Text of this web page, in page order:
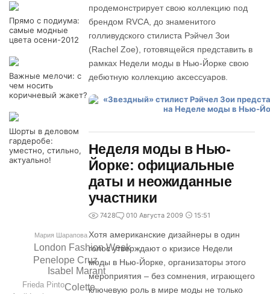
Прямо с подиума:
самые модные
цвета осени-2012
Важные мелочи: с
чем носить
коричневый жакет?
Шорты в деловом
гардеробе:
уместно, стильно,
актуально!
Colette
Isabel Marant
Penеlope Cruz
London Fashion Week
Frieda Pinto
Мария Шарапова
продемонстрирует свою коллекцию под
брендом RVCA, до знаменитого
голливудского стилиста Рэйчел Зои
(Rachel Zoe), готовящейся представить в
рамках Недели моды в Нью-Йорке свою
дебютную коллекцию аксессуаров.
Неделя моды в Нью-
Йорке: официальные
даты и неожиданные
участники
7428 010 Августа 2009 15:51
Хотя американские дизайнеры в один
голос утверждают о кризисе Недели
моды в Нью-Йорке, организаторы этого
мероприятия – без сомнения, играющего
ключевую роль в мире моды не только